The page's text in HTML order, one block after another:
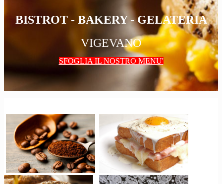
BISTROT - BAKERY - GELATERIA
VIGEVANO
SFOGLIA IL NOSTRO MENU'